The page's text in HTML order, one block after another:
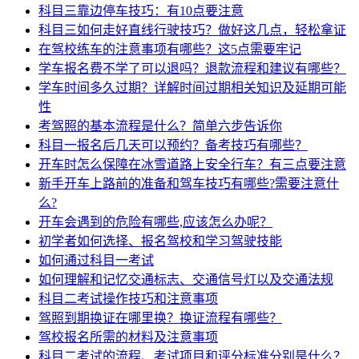
科目三靠边停车技巧：有10点要注意
科目三如何走好直线行驶技巧？做好这几点，轻松拿证
在驾校练车的注意事项有哪些？这5点需要牢记
学车报名费不学了可以退吗？退款流程和建议有哪些？
学车时间多久过期？详解时间过期相关知识及延期可能
性
考驾照的基本流程是什么？简单六步告诉你
科目一报名后几天可以预约？备考技巧有哪些？
开车时怎么保障在冰雪道路上安全行车？有三点要注意
新手开车上路前的准备和驾车技巧有哪些?需要注意什
么?
开车会遇到的危险有哪些,应该怎么办呢？
初学者如何选择、报名驾校和学习驾驶技能
如何通过科目一考试
如何理解和记忆交通标志、交通信号灯以及交通法规
科目二考试操作技巧和注意事项
驾照到期换证在哪里换？换证流程有哪些？
驾校报名所需的材料及注意事项